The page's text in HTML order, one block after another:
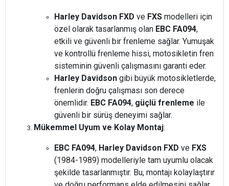
Harley Davidson FXD ve FXS modelleri için
özel olarak tasarlanmış olan EBC FA094,
etkili ve güvenli bir frenleme sağlar. Yumuşak
ve kontrollü frenleme hissi, motosikletin fren
sisteminin güvenli çalışmasını garanti eder.
Harley Davidson gibi büyük motosikletlerde,
frenlerin doğru çalışması son derece
önemlidir. EBC FA094, güçlü frenleme ile
güvenli bir sürüş deneyimi sağlar.
Mükemmel Uyum ve Kolay Montaj:
EBC FA094, Harley Davidson FXD ve FXS
(1984-1989) modelleriyle tam uyumlu olacak
şekilde tasarlanmıştır. Bu, montajı kolaylaştırır